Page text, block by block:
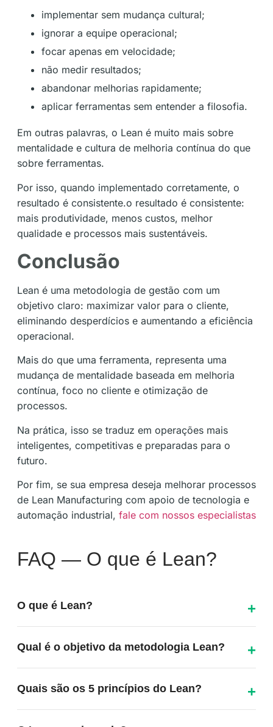
implementar sem mudança cultural;
ignorar a equipe operacional;
focar apenas em velocidade;
não medir resultados;
abandonar melhorias rapidamente;
aplicar ferramentas sem entender a filosofia.
Em outras palavras, o Lean é muito mais sobre
mentalidade e cultura de melhoria contínua do que
sobre ferramentas.
Por isso, quando implementado corretamente, o
resultado é consistente.o resultado é consistente:
mais produtividade, menos custos, melhor
qualidade e processos mais sustentáveis.
Conclusão
Lean é uma metodologia de gestão com um
objetivo claro: maximizar valor para o cliente,
eliminando desperdícios e aumentando a eficiência
operacional.
Mais do que uma ferramenta, representa uma
mudança de mentalidade baseada em melhoria
contínua, foco no cliente e otimização de
processos.
Na prática, isso se traduz em operações mais
inteligentes, competitivas e preparadas para o
futuro.
Por fim, se sua empresa deseja melhorar processos
de Lean Manufacturing com apoio de tecnologia e
automação industrial, fale com nossos especialistas
FAQ — O que é Lean?
O que é Lean?
mais valor para o cliente com o mínimo de desperdício
Qual é o objetivo da metodologia Lean?
otimizar processos e melhorar continuamente as
Quais são os 5 princípios do Lean?